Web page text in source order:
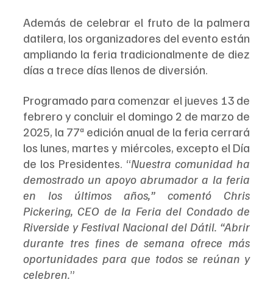
Además de celebrar el fruto de la palmera
datilera, los organizadores del evento están
ampliando la feria tradicionalmente de diez
días a trece días llenos de diversión.
Programado para comenzar el jueves 13 de
febrero y concluir el domingo 2 de marzo de
2025, la 77ª edición anual de la feria cerrará
los lunes, martes y miércoles, excepto el Día
de los Presidentes. “Nuestra comunidad ha
demostrado un apoyo abrumador a la feria
en los últimos años,” comentó Chris
Pickering, CEO de la Feria del Condado de
Riverside y Festival Nacional del Dátil. “Abrir
durante tres fines de semana ofrece más
oportunidades para que todos se reúnan y
celebren.”